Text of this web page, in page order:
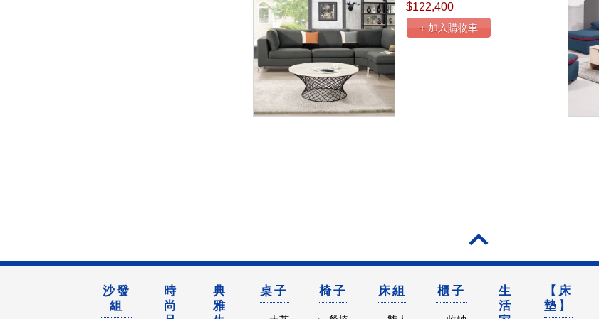
$122,400
+ 加入購物車
沙發
組
時
尚
典
雅
桌子 椅子 床組 櫃子
生
活
【床
墊】